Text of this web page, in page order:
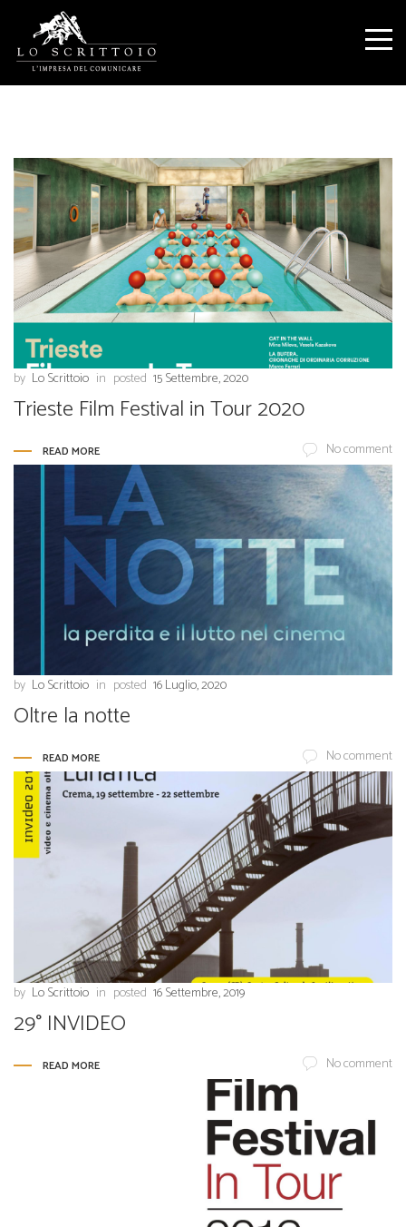
by Lo Scrittoio in posted 15 Settembre, 2020
Trieste Film Festival in Tour 2020
READ MORE No comment
by Lo Scrittoio in posted 16 Luglio, 2020
Oltre la notte
READ MORE No comment
by Lo Scrittoio in posted 16 Settembre, 2019
29° INVIDEO
READ MORE No comment